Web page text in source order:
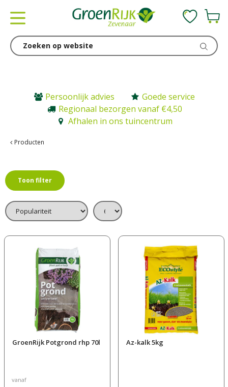
Persoonlijk advies
Goede service
Regionaal bezorgen vanaf €4,50
Afhalen in ons tuincentrum
Producten
Toon filter
GroenRijk Potgrond rhp 70l
vanaf
Az-kalk 5kg